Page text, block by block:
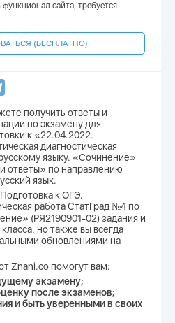
сайта, требуется
(БЕСПЛАТНО)
получить ответы и
по экзамену для
к «22.04.2022.
диагностическая
языку. «Сочинение»
ответы» по направлению
язык.
к ОГЭ.
работа СтатГрад №4 по
(РЯ2190901-02) задания и
но также вы всегда
обновлениями на
Znani.co помогут вам:
экзамену;
после экзаменов;
и быть уверенными в своих